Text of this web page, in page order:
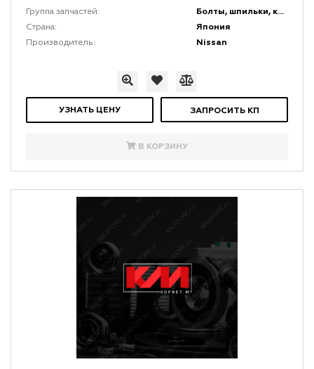
Группа запчастей: Болты, шпильки, крепеж, коннекторы и кронштейны
Страна: Япония
Производитель: Nissan
УЗНАТЬ ЦЕНУ ЗАПРОСИТЬ КП
В КОРЗИНУ